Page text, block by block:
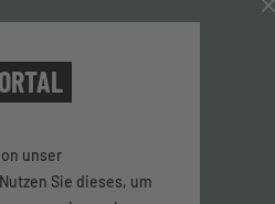
unser
Sie dieses, um